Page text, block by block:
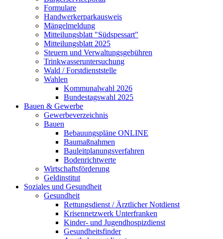
Formulare
Handwerkerparkausweis
Mängelmeldung
Mitteilungsblatt "Südspessart"
Mitteilungsblatt 2025
Steuern und Verwaltungsgebühren
Trinkwasseruntersuchung
Wald / Forstdienststelle
Wahlen
Kommunalwahl 2026
Bundestagswahl 2025
Bauen & Gewerbe
Gewerbeverzeichnis
Bauen
Bebauungspläne ONLINE
Baumaßnahmen
Bauleitplanungsverfahren
Bodenrichtwerte
Wirtschaftsförderung
Geldinstitut
Soziales und Gesundheit
Gesundheit
Rettungsdienst / Ärztlicher Notdienst
Krisennetzwerk Unterfranken
Kinder- und Jugendhospizdienst
Gesundheitsfinder